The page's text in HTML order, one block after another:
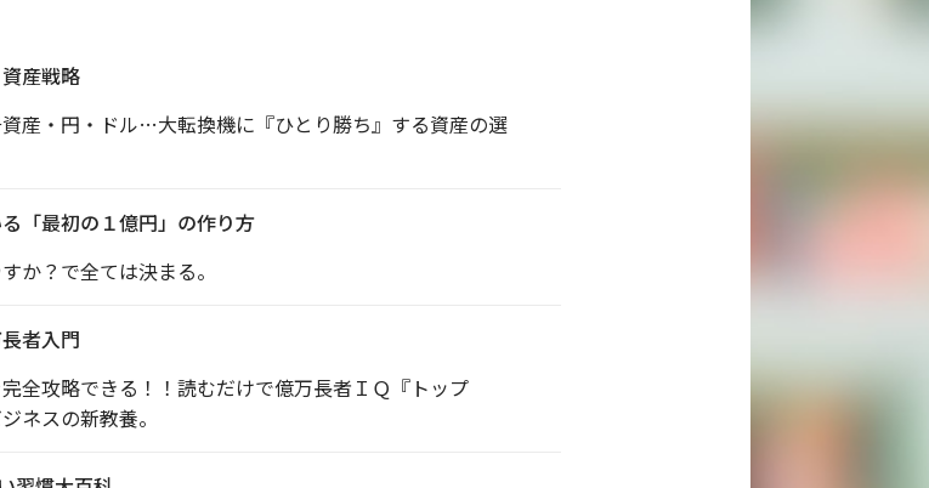
産戦略
産・円・ドル…大転換機に『ひとり勝ち』する資産の選
「最初の１億円」の作り方
か？で全ては決まる。
者入門
全攻略できる！！読むだけで億万長者ＩＱ『トップ
ネスの新教養。